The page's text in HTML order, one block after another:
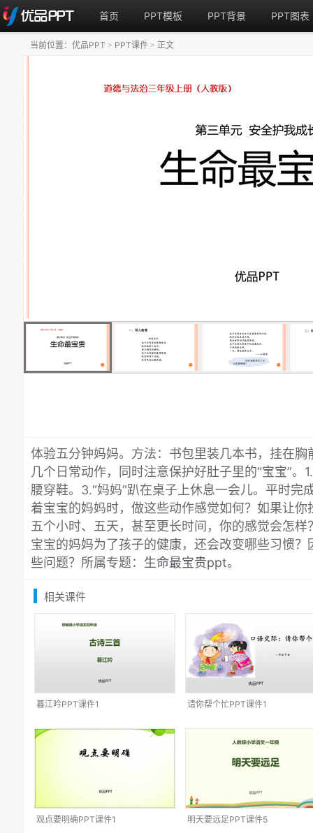
首页 PPT模板 PPT背景 PPT图表
体验五分钟妈妈。方法：书包里装几本书，挂在
几个日常动作，同时注意保护好肚子里的“宝宝”。
腰穿鞋。3.“妈妈”趴在桌子上休息一会儿。平时完
着宝宝的妈妈时，做这些动作感觉如何？如果让
五个小时、五天，甚至更长时间，你的感觉会怎
宝宝的妈妈为了孩子的健康，还会改变哪些习惯
些问题？所属专题： 生命最宝贵ppt。
当前位置： 优品PPT > PPT课件 > 正文
相关课件
暮江吟PPT课件1 请你帮个忙PPT课件1
观点要明确PPT课件1 明天要远足PPT课件5